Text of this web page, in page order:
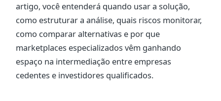
artigo, você entenderá quando usar a solução,
como estruturar a análise, quais riscos monitorar,
como comparar alternativas e por que
marketplaces especializados vêm ganhando
espaço na intermediação entre empresas
cedentes e investidores qualificados.